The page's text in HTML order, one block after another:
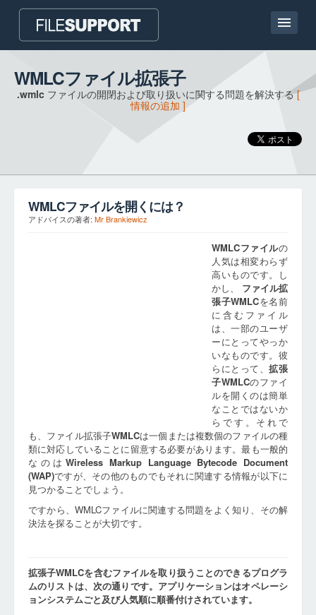
ホームページ
連絡
WMLCファイル拡張子
.wmlcファイルの開閉および取り扱いに関する問題を解決する[
情報の追加 ]
WMLCファイルを開くには？
アドバイスの著者: Mr Brankiewicz
WMLCファイルの
人気は相変わらず
高いものです。し
かし、 ファイル拡
張子WMLCを名前
に含むファイル
は、一部のユーザ
ーにとってやっか
いなものです。彼
らにとって、拡張
子WMLCのファイ
ルを開くのは簡単
なことではないか
らです。それで
も、ファイル拡張子WMLCは一個または複数個のファイルの種
類に対応していることに留意する必要があります。最も一般的
なのはWireless Markup Language Bytecode Document
(WAP)ですが、その他のものでもそれに関連する情報が以下に
見つかることでしょう。
ですから、WMLCファイルに関連する問題をよく知り、その解
決法を探ることが大切です。
拡張子WMLCを含むファイルを取り扱うことのできるプログラ
ムのリストは、次の通りです。アプリケーションはオペレーシ
ョンシステムごと及び人気順に順番付けされています。